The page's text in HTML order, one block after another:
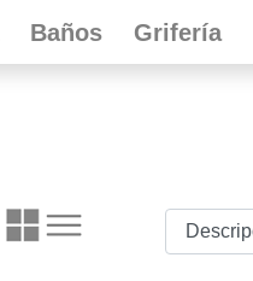
Baños Grifería